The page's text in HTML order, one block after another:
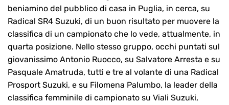
beniamino del pubblico di casa in Puglia, in cerca, su
Radical SR4 Suzuki, di un buon risultato per muovere la
classifica di un campionato che lo vede, attualmente, in
quarta posizione. Nello stesso gruppo, occhi puntati sul
giovanissimo Antonio Ruocco, su Salvatore Arresta e su
Pasquale Amatruda, tutti e tre al volante di una Radical
Prosport Suzuki, e su Filomena Palumbo, la leader della
classifica femminile di campionato su Viali Suzuki,